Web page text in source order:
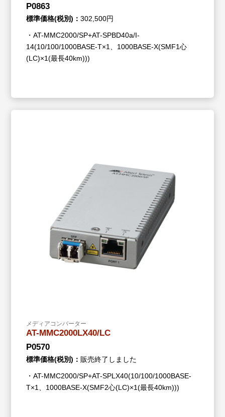
P0863
標準価格(税別)：302,500円
・AT-MMC2000/SP+AT-SPBD40a/I-
14(10/100/1000BASE-T×1、1000BASE-X(SMF1心
(LC)×1(最長40km)))
メディアコンバーター
AT-MMC2000LX40/LC
P0570
標準価格(税別)：販売終了しました
・AT-MMC2000/SP+AT-SPLX40(10/100/1000BASE-
T×1、1000BASE-X(SMF2心(LC)×1(最長40km)))